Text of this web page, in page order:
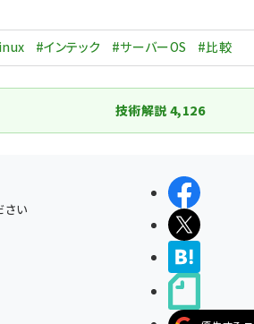
ペー
ジ
送
り
#インテック #サーバーOS #比較
技術解説 4,126
さい
シェアす
ポストする